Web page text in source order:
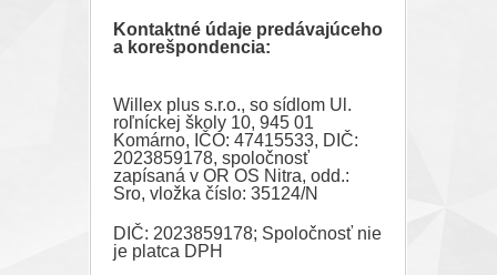
Kontaktné údaje predávajúceho
a korešpondencia:
Willex plus s.r.o., so sídlom Ul.
roľníckej školy 10, 945 01
Komárno, IČO: 47415533, DIČ:
2023859178, spoločnosť
zapísaná v OR OS Nitra, odd.:
Sro, vložka číslo: 35124/N
DIČ: 2023859178; Spoločnosť nie
je platca DPH